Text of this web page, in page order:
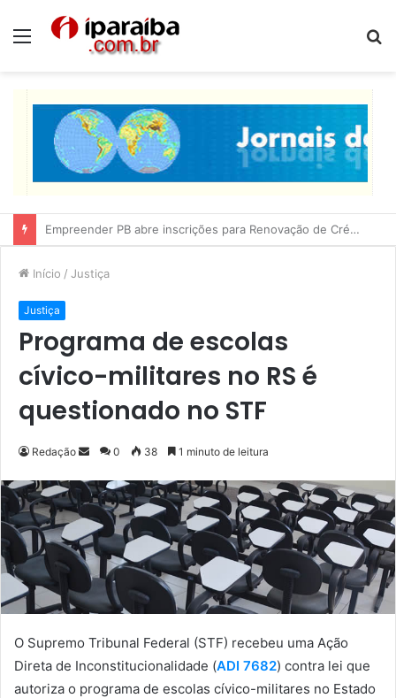
Menu
Lucas Ribeiro inspeciona obras da última etapa do Centro de Convenções
Início / Justiça
Justiça
Programa de escolas
cívico-militares no RS é
questionado no STF
Redação
n
d
e
u
m
m
a
i
0 38 1 minuto de leitura
O Supremo Tribunal Federal (STF) recebeu uma Ação
Direta de Inconstitucionalidade (ADI 7682) contra lei que
autoriza o programa de escolas cívico-militares no Estado